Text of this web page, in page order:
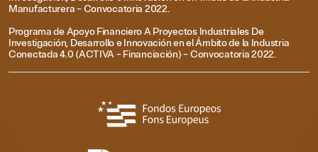
Manufacturera – Convocatoria 2022.
Programa de Apoyo Financiero A Proyectos Industriales De
Investigación, Desarrollo e Innovación en el Ámbito de la Industria
Conectada 4.0 (ACTIVA – Financiación) – Convocatoria 2022.